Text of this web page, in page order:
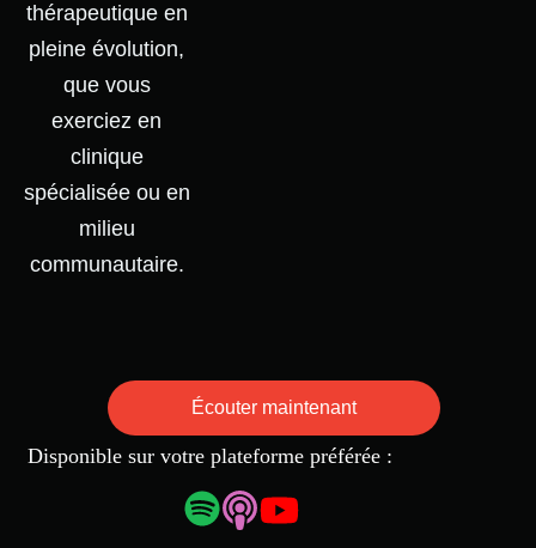
thérapeutique en
pleine évolution,
que vous
exerciez en
clinique
spécialisée ou en
milieu
communautaire.
Écouter maintenant
Disponible sur votre plateforme préférée :